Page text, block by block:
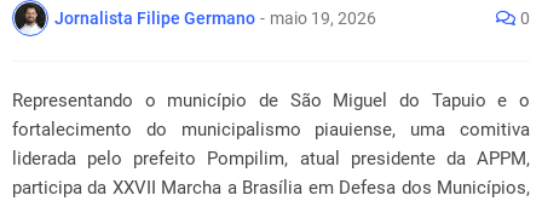
Jornalista Filipe Germano - maio 19, 2026 0
Representando o município de São Miguel do Tapuio e o
fortalecimento do municipalismo piauiense, uma comitiva
liderada pelo prefeito Pompilim, atual presidente da APPM,
participa da XXVII Marcha a Brasília em Defesa dos Municípios,